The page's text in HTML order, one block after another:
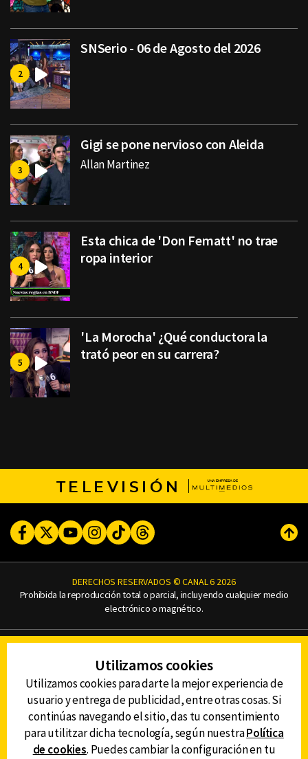
SNSerio - 06 de Agosto del 2026
Gigi se pone nervioso con Aleida
Allan Martinez
Esta chica de 'Don Fematt' no trae
ropa interior
'La Morocha' ¿Qué conductora la
trató peor en su carrera?
TELEVISIÓN
FacebookTwitterYoutubeInstagram
TikTokThreads
DERECHOS RESERVADOS © CANAL 6 2026
Prohibida la reproducción total o parcial, incluyendo cualquier medio
electrónico o magnético.
AVISO DE PRIVACIDAD
AVISO LEGAL
DEFENSORÍA DE LAS AUDIENCIAS
Utilizamos cookies
Utilizamos cookies para darte la mejor experiencia de
usuario y entrega de publicidad, entre otras cosas. Si
continúas navegando el sitio, das tu consentimiento
para utilitzar dicha tecnología, según nuestraPolítica
de cookies. Puedes cambiar la configuración en tu